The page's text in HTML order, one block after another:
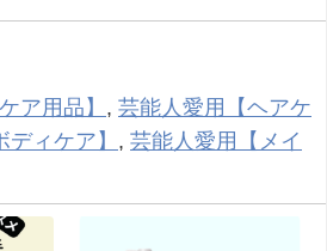
ア用品】 , 芸能人愛用【ヘアケ
ィケア】 , 芸能人愛用【メイ